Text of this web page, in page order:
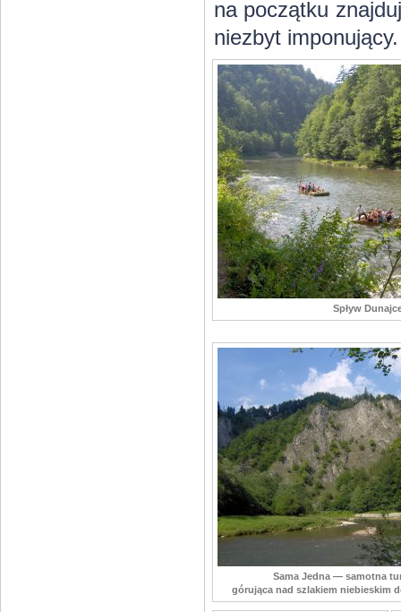
na początku
niezbyt imponujący.
Spływ
Sama Jedna — samotna
górująca nad szlakiem niebieskim